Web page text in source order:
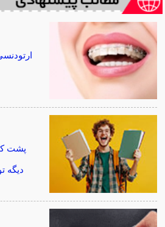
پشت
دیگه